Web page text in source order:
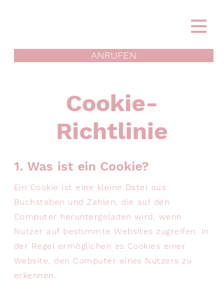
ANRUFEN
Cookie-
Richtlinie
1. Was ist ein Cookie?
Ein Cookie ist eine kleine Datei aus
Buchstaben und Zahlen, die auf den
Computer heruntergeladen wird, wenn
Nutzer auf bestimmte Websites zugreifen. In
der Regel ermöglichen es Cookies einer
Website, den Computer eines Nutzers zu
erkennen.